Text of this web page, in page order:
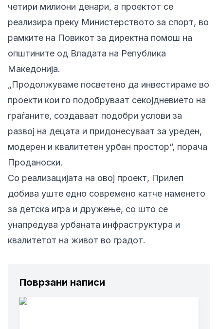
четири милиони денари, а проектот се
реализира преку Министерството за спорт, во
рамките на Повикот за директна помош на
општините од Владата на Република
Македонија.
„Продолжуваме посветено да инвестираме во
проекти кои го подобруваат секојдневието на
граѓаните, создаваат подобри услови за
развој на децата и придонесуваат за уреден,
модерен и квалитетен урбан простор“, порача
Проданоски.
Со реализацијата на овој проект, Прилеп
добива уште едно современо катче наменето
за детска игра и дружење, со што се
унапредува урбаната инфраструктура и
квалитетот на живот во градот.
Поврзани написи